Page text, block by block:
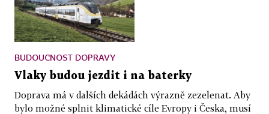
BUDOUCNOST DOPRAVY
Vlaky budou jezdit i na baterky
Doprava má v dalších dekádách výrazně zezelenat. Aby
bylo možné splnit klimatické cíle Evropy i Česka, musí